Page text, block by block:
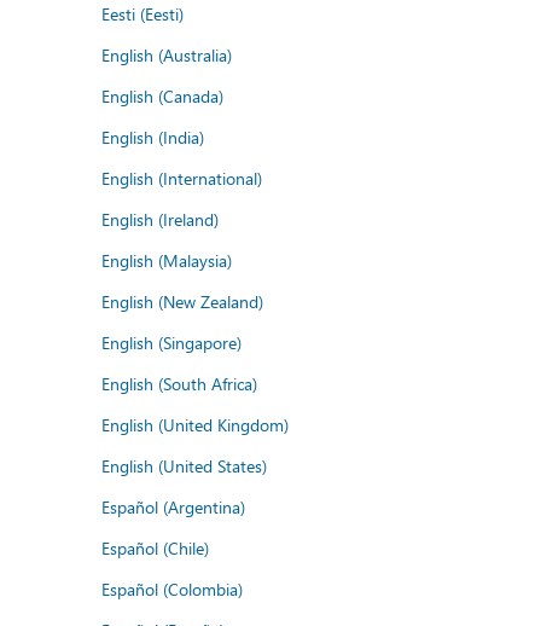
Eesti (Eesti)
English (Australia)
English (Canada)
English (India)
English (International)
English (Ireland)
English (Malaysia)
English (New Zealand)
English (Singapore)
English (South Africa)
English (United Kingdom)
English (United States)
Español (Argentina)
Español (Chile)
Español (Colombia)